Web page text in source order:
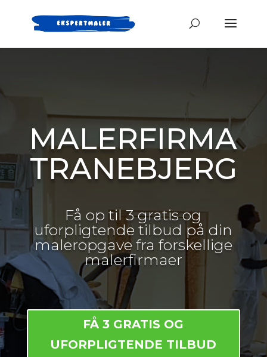
MALERFIRMA
TRANEBJERG
Få op til 3 gratis og
uforpligtende tilbud på din
maleropgave fra forskellige
malerfirmaer
FÅ 3 GRATIS OG
UFORPLIGTENDE TILBUD